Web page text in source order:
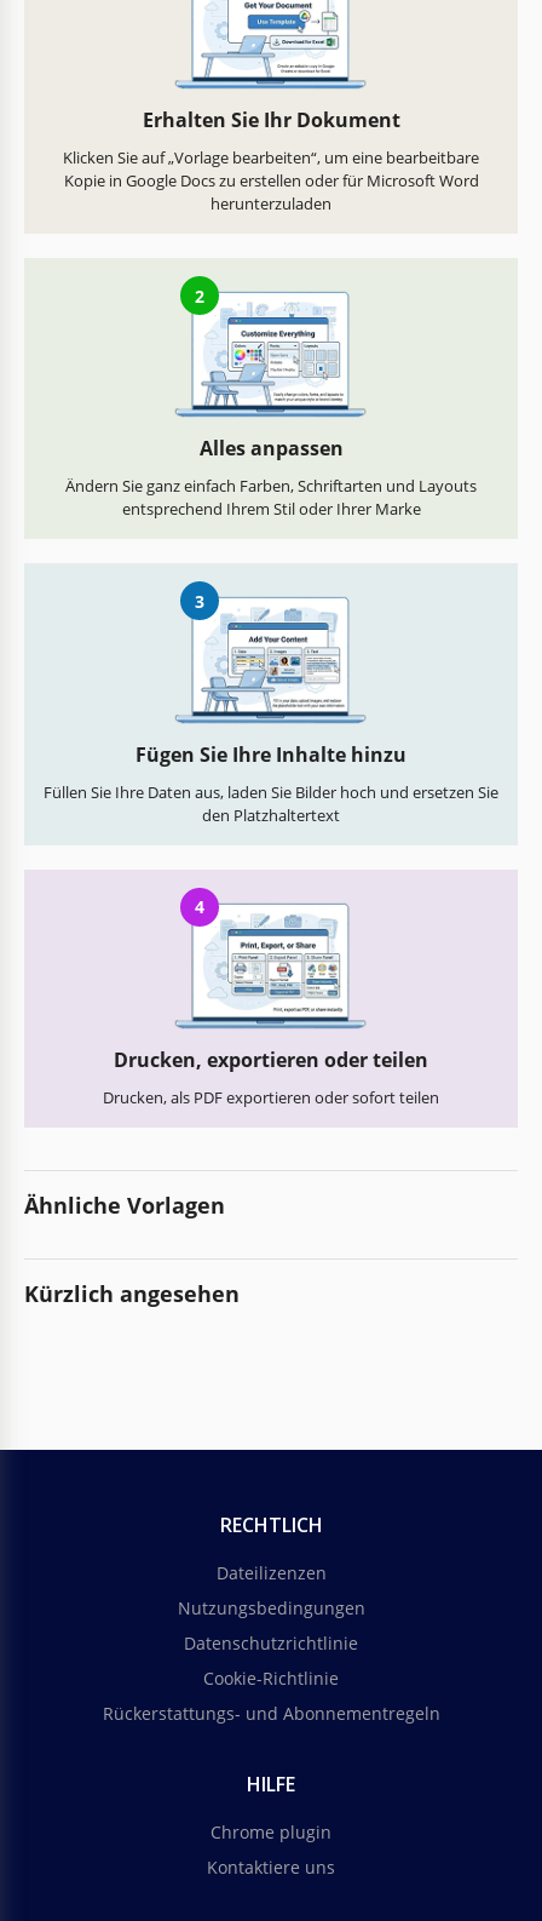
Erhalten Sie Ihr Dokument
Klicken Sie auf „Vorlage bearbeiten“, um eine bearbeitbare
Kopie in Google Docs zu erstellen oder für Microsoft Word
herunterzuladen
2
Alles anpassen
Ändern Sie ganz einfach Farben, Schriftarten und Layouts
entsprechend Ihrem Stil oder Ihrer Marke
3
Fügen Sie Ihre Inhalte hinzu
Füllen Sie Ihre Daten aus, laden Sie Bilder hoch und ersetzen Sie
den Platzhaltertext
4
Drucken, exportieren oder teilen
Drucken, als PDF exportieren oder sofort teilen
Ähnliche Vorlagen
Kürzlich angesehen
RECHTLICH
Dateilizenzen
Nutzungsbedingungen
Datenschutzrichtlinie
Cookie-Richtlinie
Rückerstattungs- und Abonnementregeln
HILFE
Chrome plugin
Kontaktiere uns